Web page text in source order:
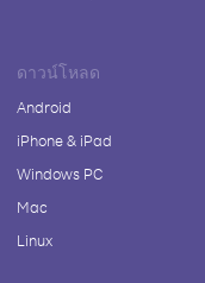
ดาวน์โหลด
Android
iPhone & iPad
Windows PC
Mac
Linux